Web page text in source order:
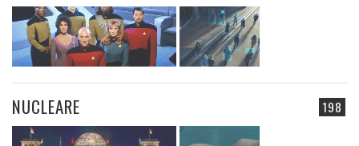
198
NUCLEARE